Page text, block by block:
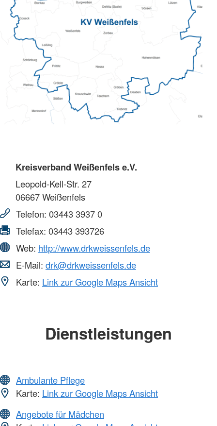
Kreisverband Weißenfels e.V.
Leopold-Kell-Str. 27
06667Weißenfels
Telefon: 03443 3937 0
Telefax: 03443 393726
Web: http://www.drkweissenfels.de
E-Mail: drk@drkweissenfels.de
Karte: Link zur Google Maps Ansicht
Dienstleistungen
Ambulante Pflege
Karte: Link zur Google Maps Ansicht
Angebote für Mädchen